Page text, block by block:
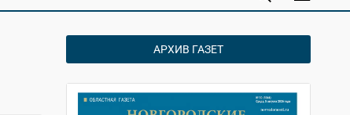
АРХИВ ГАЗЕТ